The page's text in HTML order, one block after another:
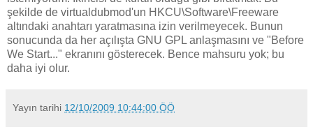
şekilde de virtualdubmod'un HKCU\Software\Freeware
altındaki anahtarı yaratmasına izin verilmeyecek. Bunun
sonucunda da her açılışta GNU GPL anlaşmasını ve "Before
We Start..." ekranını gösterecek. Bence mahsuru yok; bu
daha iyi olur.
Yayın tarihi 12/10/2009 10:44:00 ÖÖ